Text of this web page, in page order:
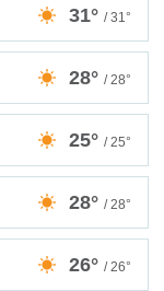
31° / 31°
28° / 28°
25° / 25°
28° / 28°
26° / 26°